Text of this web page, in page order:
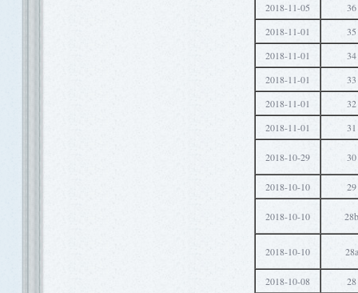
2018-11-05
36
2018-11-01
35
2018-11-01
34
2018-11-01
33
2018-11-01
32
2018-11-01
31
2018-10-29 30
2018-10-10 29
2018-10-10 28b
2018-10-10 28a
2018-10-08
28